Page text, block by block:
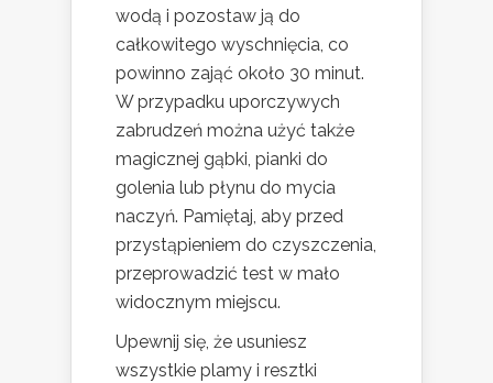
wodą i pozostaw ją do
całkowitego wyschnięcia, co
powinno zająć około 30 minut.
W przypadku uporczywych
zabrudzeń można użyć także
magicznej gąbki, pianki do
golenia lub płynu do mycia
naczyń. Pamiętaj, aby przed
przystąpieniem do czyszczenia,
przeprowadzić test w mało
widocznym miejscu.
Upewnij się, że usuniesz
wszystkie plamy i resztki